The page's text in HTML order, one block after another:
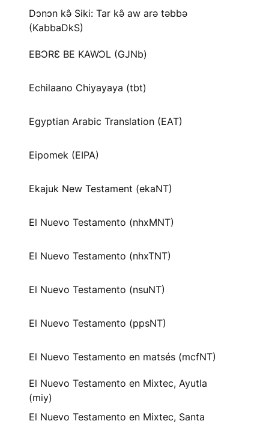
Dɔnɔn kə̂ Siki: Tar kə̂ aw arə təbbə
(KabbaDkS)
EBƆRƐ BE KAWƆL (GJNb)
Echilaano Chiyayaya (tbt)
Egyptian Arabic Translation (EAT)
Eipomek (EIPA)
Ekajuk New Testament (ekaNT)
El Nuevo Testamento (nhxMNT)
El Nuevo Testamento (nhxTNT)
El Nuevo Testamento (nsuNT)
El Nuevo Testamento (ppsNT)
El Nuevo Testamento en matsés (mcfNT)
El Nuevo Testamento en Mixtec, Ayutla
(miy)
El Nuevo Testamento en Mixtec, Santa